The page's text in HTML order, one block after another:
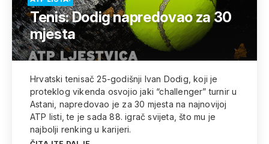
Tenis: Dodig napredovao za 30
mjesta
Hrvatski tenisač 25-godišnji Ivan Dodig, koji je
proteklog vikenda osvojio jaki “challenger” turnir u
Astani, napredovao je za 30 mjesta na najnovijoj
ATP listi, te je sada 88. igrač svijeta, što mu je
najbolji renking u karijeri.